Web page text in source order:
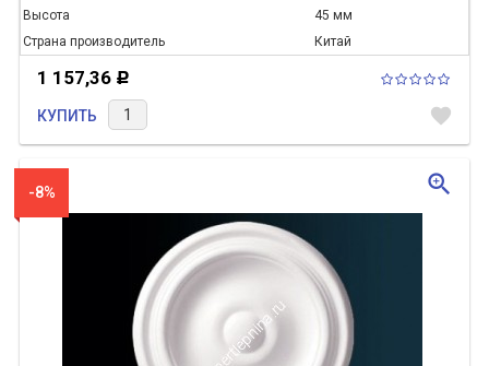
Высота
45 мм
Страна производитель
Китай
1 157,36 Р
КУПИТЬ favorite
-8% zoom_in